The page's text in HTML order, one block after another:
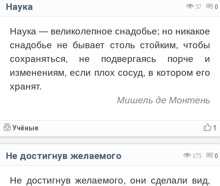
57 0
Наука
Наука — великолепное снадобье; но никакое
снадобье не бывает столь стойким, чтобы
сохраняться, не подвергаясь порче и
изменениям, если плох сосуд, в котором его
хранят.
Мишель де Монтень
1
Учёные
175 0
Не достигнув желаемого
Не достигнув желаемого, они сделали вид,